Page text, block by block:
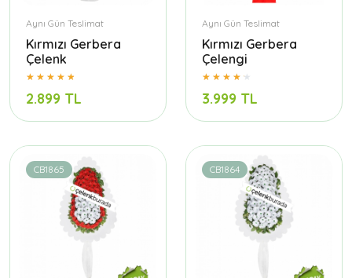
Aynı Gün Teslimat
Kırmızı Gerbera
Çelenk
2.899 TL
Aynı Gün Teslimat
Kırmızı Gerbera
Çelengi
3.999 TL
CB1865 CB1864